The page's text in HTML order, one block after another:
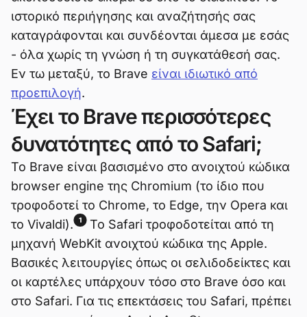
ιστορικό περιήγησης και αναζήτησής σας
καταγράφονται και συνδέονται άμεσα με εσάς
- όλα χωρίς τη γνώση ή τη συγκατάθεσή σας.
Εν τω μεταξύ, το Brave είναι ιδιωτικό από
προεπιλογή.
Έχει το Brave περισσότερες
δυνατότητες από το Safari;
Το Brave είναι βασισμένο στο ανοιχτού κώδικα
browser engine της Chromium (το ίδιο που
τροφοδοτεί το Chrome, το Edge, την Opera και
το Vivaldi).
1
Το Safari τροφοδοτείται από τη
μηχανή WebKit ανοιχτού κώδικα της Apple.
Βασικές λειτουργίες όπως οι σελιδοδείκτες και
οι καρτέλες υπάρχουν τόσο στο Brave όσο και
στο Safari. Για τις επεκτάσεις του Safari, πρέπει